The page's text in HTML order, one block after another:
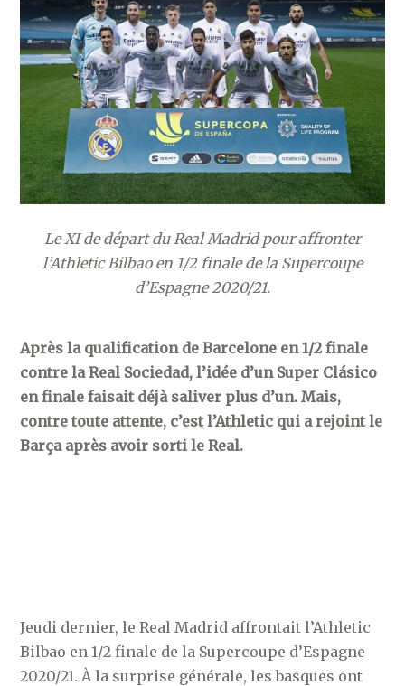
Le XI de départ du Real Madrid pour affronter
l’Athletic Bilbao en 1/2 finale de la Supercoupe
d’Espagne 2020/21.
Après la qualification de Barcelone en 1/2 finale
contre la Real Sociedad, l’idée d’un Super Clásico
en finale faisait déjà saliver plus d’un. Mais,
contre toute attente, c’est l’Athletic qui a rejoint le
Barça après avoir sorti le Real.
Jeudi dernier, le Real Madrid affrontait l’Athletic
Bilbao en 1/2 finale de la Supercoupe d’Espagne
2020/21. À la surprise générale, les basques ont